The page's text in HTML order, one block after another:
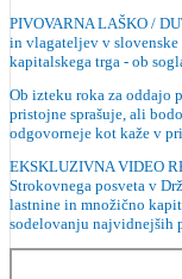
PIVOVARNA LAŠKO /
in vlagateljev v slovenske
kapitalskega trga - ob
Ob izteku roka za oddajo
pristojne sprašuje, ali
odgovorneje kot kaže v
EKSKLUZIVNA VIDEO
Strokovnega posveta v
lastnine in množično
sodelovanju najvidnejših